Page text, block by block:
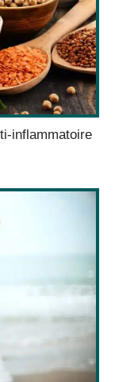
inflammatoire